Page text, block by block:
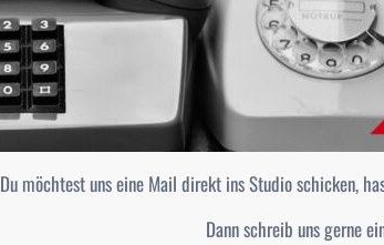
Du möchtest uns eine Mail direkt ins Studio schicken,
Dann schreib uns gerne